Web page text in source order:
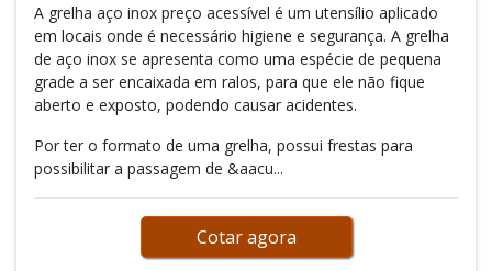
A grelha aço inox preço acessível é um utensílio aplicado
em locais onde é necessário higiene e segurança. A grelha
de aço inox se apresenta como uma espécie de pequena
grade a ser encaixada em ralos, para que ele não fique
aberto e exposto, podendo causar acidentes.
Por ter o formato de uma grelha, possui frestas para
possibilitar a passagem de &aacu...
Cotar agora